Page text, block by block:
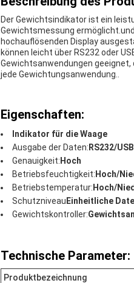
Der Gewichtsindikator ist ein
Gewichtsmessung
hochauflösenden Display
können leicht über RS232 oder
Gewichtsanwendungen
jede Gewichtungsanwendung..
Eigenschaften:
Indikator für die Waage
Ausgabe der Daten:RS232/USB
Genauigkeit:Hoch
Betriebsfeuchtigkeit:Hoch/
Betriebstemperatur:Hoch/
SchutzniveauEinheitliche
Gewichtskontroller:
Technische Parameter:
Produktbezeichnung